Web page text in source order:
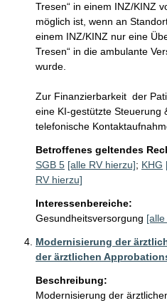
Tresen“ in einem INZ/KINZ
möglich ist, wenn an
einem INZ/KINZ nur eine
Tresen“ in die ambulante
wurde.
Zur Finanzierbarkeit  der
eine KI-gestützte Steuerung
telefonische
Betroffenes geltendes
SGB 5 [alle RV hierzu]; KHG
RV hierzu]
Interessenbereiche:
Gesundheitsversorgung
Modernisierung der
der ärztlichen
Beschreibung:
Modernisierung der